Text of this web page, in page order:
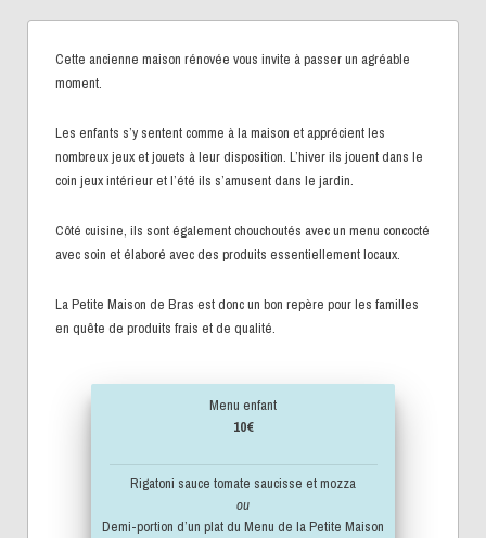
Cette ancienne maison rénovée vous invite à passer un agréable
moment.
Les enfants s’y sentent comme à la maison et apprécient les
nombreux jeux et jouets à leur disposition. L’hiver ils jouent dans le
coin jeux intérieur et l’été ils s’amusent dans le jardin.
Côté cuisine, ils sont également chouchoutés avec un menu concocté
avec soin et élaboré avec des produits essentiellement locaux.
La Petite Maison de Bras est donc un bon repère pour les familles
en quête de produits frais et de qualité.
Menu enfant
10€
Rigatoni sauce tomate saucisse et mozza
ou
Demi-portion d’un plat du Menu de la Petite Maison